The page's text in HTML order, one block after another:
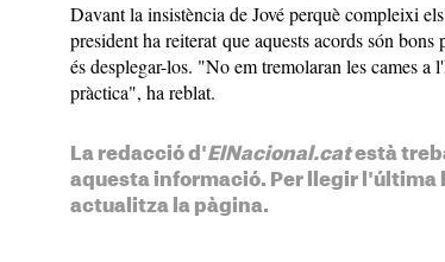
Davant la insistència de Jové perquè compleixi
president ha reiterat que aquests acords són
és desplegar-los. "No em tremolaran les cames a
pràctica", ha reblat.
La redacció d'ElNacional.catestà
aquesta informació. Per llegir l'última
actualitza la pàgina.